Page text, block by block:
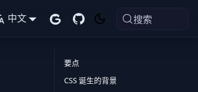
中文 搜索
要点
CSS 诞生的背景